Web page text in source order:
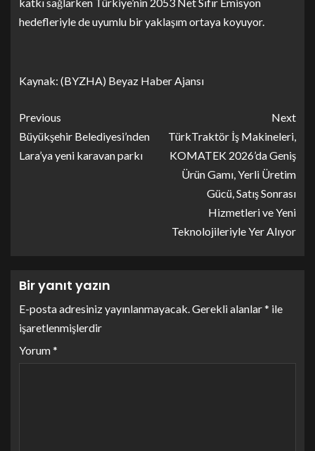
hedefleriyle de uyumlu bir yaklaşım ortaya koyuyor.
Kaynak: (BYZHA) Beyaz Haber Ajansı
Previous
Büyükşehir Belediyesi’nden
Lara’ya yeni karavan parkı
Next
TürkTraktör İş Makineleri,
KOMATEK 2026’da Geniş
Ürün Gamı, Yerli Üretim
Gücü, Satış Sonrası
Hizmetleri ve Yeni
Teknolojileriyle Yer Alıyor
Bir yanıt yazın
E-posta adresiniz yayınlanmayacak. Gerekli alanlar* ile
işaretlenmişlerdir
Yorum*